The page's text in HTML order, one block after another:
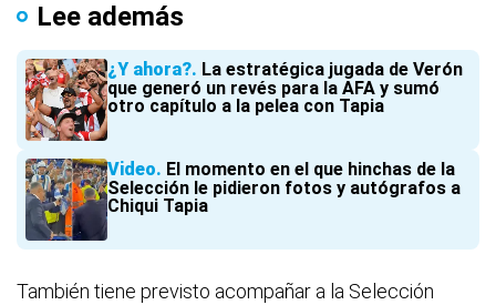
Lee además
¿Y ahora?
La estratégica jugada de Verón
que generó un revés para la AFA y sumó
otro capítulo a la pelea con Tapia
Video
El momento en el que hinchas de la
Selección le pidieron fotos y autógrafos a
Chiqui Tapia
También tiene previsto acompañar a la Selección